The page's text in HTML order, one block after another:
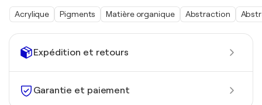
Expédition et retours
Garantie et paiement
Acrylique Pigments Matière organique Abstraction